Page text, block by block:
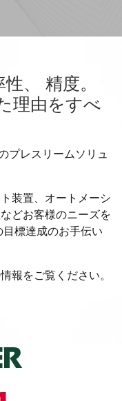
、 精度。
理由をすべ
プレスリームソリュ
装置、オートメーシ
どお客様のニーズを
標達成のお手伝い
報をご覧ください。